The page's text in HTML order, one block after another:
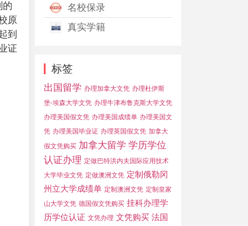
的
原
到
证
名校保录
真实学籍
标签
出国留学 办理加拿大文凭 办理杜伊斯
堡-埃森大学文凭 办理牛津布鲁克斯大学文凭
办理美国假文凭 办理美国成绩单 办理美国文
凭 办理美国毕业证 办理英国假文凭 加拿大
假文凭购买 加拿大留学 学历学位
认证办理 定做巴特洪内夫国际应用技术
大学毕业文凭 定做澳洲文凭 定制俄勒冈
州立大学成绩单 定制澳洲文凭 定制皇家
山大学文凭 德国假文凭购买 挂科办理学
历学位认证 文凭办理 文凭购买 法国